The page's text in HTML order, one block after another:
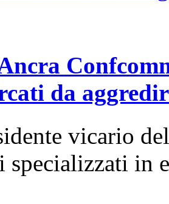
da
vicario
in